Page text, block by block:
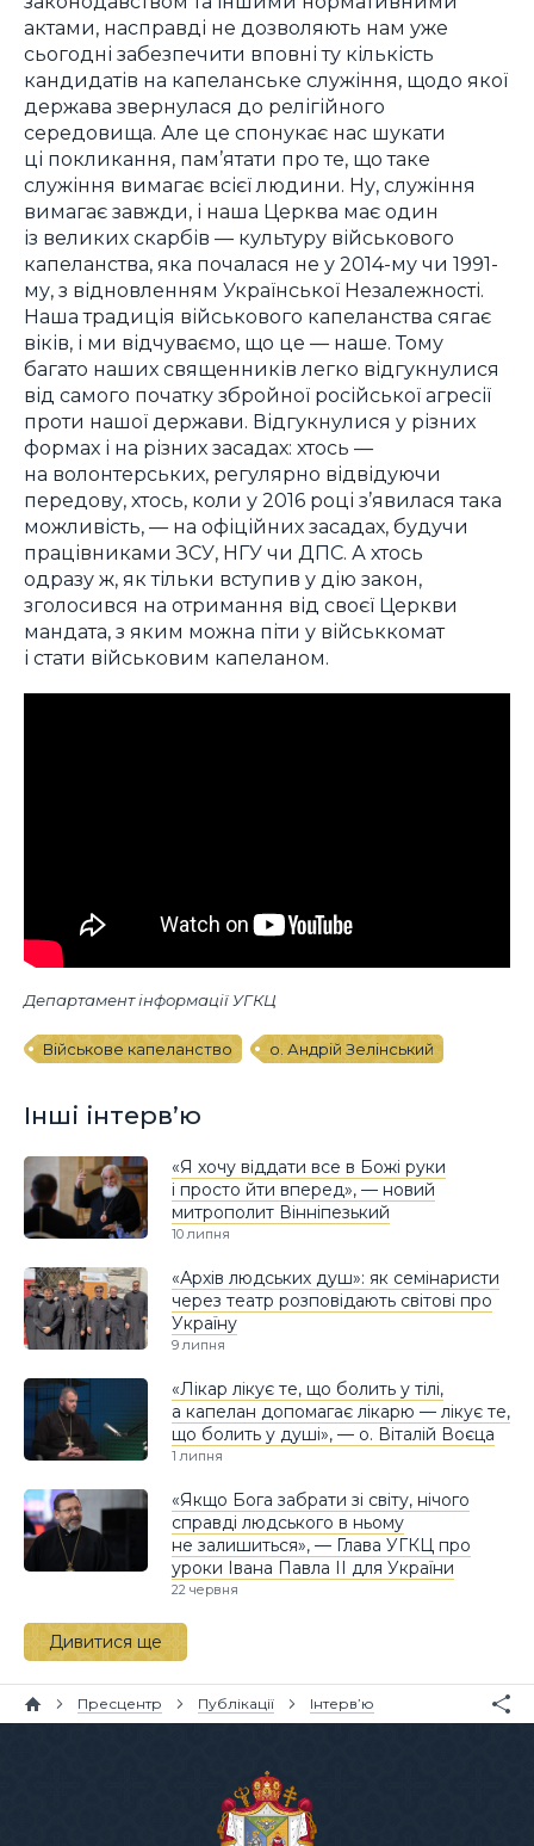
актами, насправді не дозволяють нам уже
сьогодні забезпечити вповні ту кількість
кандидатів на капеланське служіння, щодо якої
держава звернулася до релігійного
середовища. Але це спонукає нас шукати
ці покликання, пам’ятати про те, що таке
служіння вимагає всієї людини. Ну, служіння
вимагає завжди, і наша Церква має один
із великих скарбів — культуру військового
капеланства, яка почалася не у 2014-му чи 1991-
му, з відновленням Української Незалежності.
Наша традиція військового капеланства сягає
віків, і ми відчуваємо, що це — наше. Тому
багато наших священників легко відгукнулися
від самого початку збройної російської агресії
проти нашої держави. Відгукнулися у різних
формах і на різних засадах: хтось —
на волонтерських, регулярно відвідуючи
передову, хтось, коли у 2016 році з’явилася така
можливість, — на офіційних засадах, будучи
працівниками ЗСУ, НГУ чи ДПС. А хтось
одразу ж, як тільки вступив у дію закон,
зголосився на отримання від своєї Церкви
мандата, з яким можна піти у військкомат
і стати військовим капеланом.
Департамент інформації УГКЦ
Військове капеланство о. Андрій Зелінський
Інші інтерв’ю
«Я хочу віддати все в Божі руки
і просто йти вперед», — новий
митрополит Вінніпезький
10 липня
«Архів людських душ»: як семінаристи
через театр розповідають світові про
Україну
9 липня
«Лікар лікує те, що болить у тілі,
а капелан допомагає лікарю — лікує те,
що болить у душі», — о. Віталій Воєца
1 липня
«Якщо Бога забрати зі світу, нічого
справді людського в ньому
не залишиться», — Глава УГКЦ про
уроки Івана Павла II для України
22 червня
Дивитися ще
Пресцентр Публікації Інтерв’ю